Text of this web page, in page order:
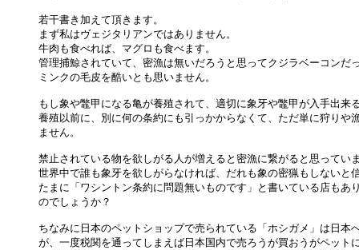
若干書き加えて頂きます。
まず私はヴェジタリアンではありません。
牛肉も食べれば、マグロも食べます。
管理捕鯨されていて、密漁は無いだろうと思ってクジラベーコンだ
ミンクの毛皮を酷いとも思いません。
もし象や鼈甲になる亀が養殖されて、適切に象牙や鼈甲が入手出来
養殖以前に、別に何の条約にも引っかからなくて、ただ単に狩りや
ません。
禁止されている物を欲しがる人が増えると密漁に繋がると思ってい
世界中で誰も象牙を欲しがらなければ、だれも象の密猟もしないと
たまに「ワシントン条約に問題無いものです」と書いている店もあ
のでしょうか？
ちなみに日本のペットショップで売られている「ホシガメ」は日本
が、一度税関を通ってしまえば日本国内で売ろうが買おうがペット